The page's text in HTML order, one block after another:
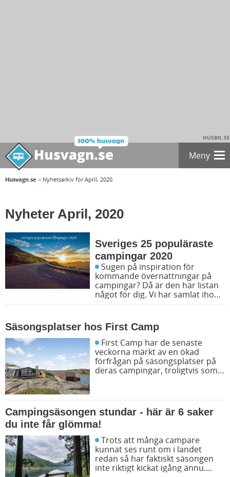
HUSBIL.SE
Meny
Husvagn.se » Nyhetsarkiv för April, 2020
Nyheter April, 2020
Sveriges 25 populäraste
campingar 2020
kommande övernattningar på
campingar? Då är den här listan
något för dig. Vi har samlat ihop
söktjänst över svenska
campingplatser.
Säsongsplatser hos First Camp
veckorna märkt av en ökad
förfrågan på säsongsplatser på
deras campingar, troligtvis som
gränser.
Campingsäsongen stundar - här är 6 saker
du inte får glömma!
Trots att många campare
kunnat ses runt om i landet
redan så har faktiskt säsongen
inte riktigt kickat igång ännu.